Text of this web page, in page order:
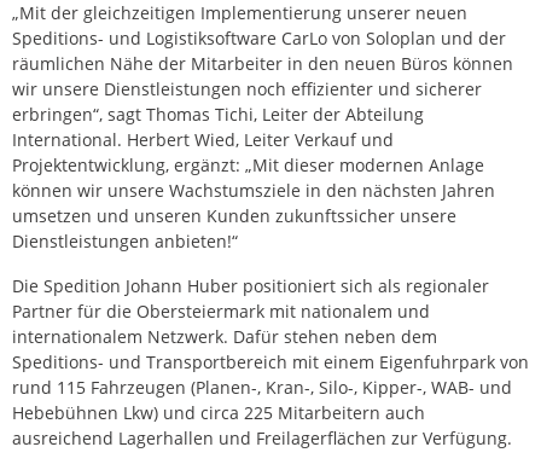
„Mit der gleichzeitigen Implementierung unserer neuen
Speditions- und Logistiksoftware CarLo von Soloplan und der
räumlichen Nähe der Mitarbeiter in den neuen Büros können
wir unsere Dienstleistungen noch effizienter und sicherer
erbringen“, sagt Thomas Tichi, Leiter der Abteilung
International. Herbert Wied, Leiter Verkauf und
Projektentwicklung, ergänzt: „Mit dieser modernen Anlage
können wir unsere Wachstumsziele in den nächsten Jahren
umsetzen und unseren Kunden zukunftssicher unsere
Dienstleistungen anbieten!“
Die Spedition Johann Huber positioniert sich als regionaler
Partner für die Obersteiermark mit nationalem und
internationalem Netzwerk. Dafür stehen neben dem
Speditions- und Transportbereich mit einem Eigenfuhrpark von
rund 115 Fahrzeugen (Planen-, Kran-, Silo-, Kipper-, WAB- und
Hebebühnen Lkw) und circa 225 Mitarbeitern auch
ausreichend Lagerhallen und Freilagerflächen zur Verfügung.